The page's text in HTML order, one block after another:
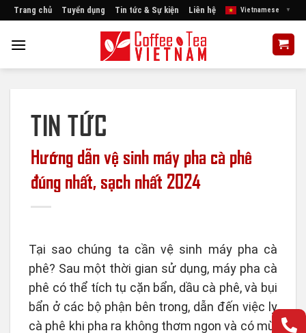
Skip
content
Trang chủ Tuyển dụng Tin tức & Sự kiện Liên hệ Vietnamese ▼
TIN TỨC
Hướng dẫn vệ sinh máy pha cà phê
đúng nhất, sạch nhất 2024
Tại sao chúng ta cần vệ sinh máy pha cà
phê? Sau một thời gian sử dụng, máy pha cà
phê có thể tích tụ cặn bẩn, dầu cà phê, và bụi
bẩn ở các bộ phận bên trong, dẫn đến việc ly
cà phê khi pha ra không thơm ngon và có mùi